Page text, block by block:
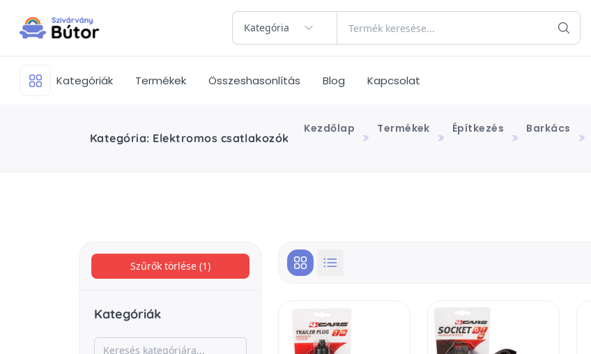
Kategória
Kategóriák Termékek Összeshasonlítás Blog Kapcsolat
Kategória: Elektromos csatlakozók
Kezdőlap Termékek Építkezés Barkács
Szűrők törlése (1)
Kategóriák